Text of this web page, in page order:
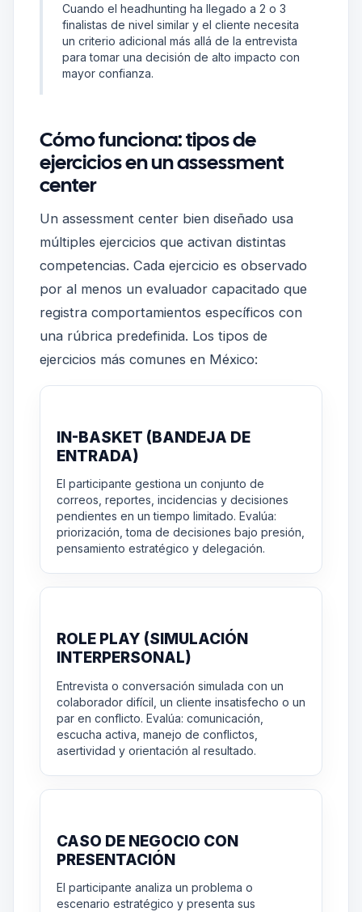
Cuando el headhunting ha llegado a 2 o 3
finalistas de nivel similar y el cliente necesita
un criterio adicional más allá de la entrevista
para tomar una decisión de alto impacto con
mayor confianza.
Cómo funciona: tipos de
ejercicios en un assessment
center
Un assessment center bien diseñado usa
múltiples ejercicios que activan distintas
competencias. Cada ejercicio es observado
por al menos un evaluador capacitado que
registra comportamientos específicos con
una rúbrica predefinida. Los tipos de
ejercicios más comunes en México:
IN-BASKET (BANDEJA DE
ENTRADA)
El participante gestiona un conjunto de
correos, reportes, incidencias y decisiones
pendientes en un tiempo limitado. Evalúa:
priorización, toma de decisiones bajo presión,
pensamiento estratégico y delegación.
ROLE PLAY (SIMULACIÓN
INTERPERSONAL)
Entrevista o conversación simulada con un
colaborador difícil, un cliente insatisfecho o un
par en conflicto. Evalúa: comunicación,
escucha activa, manejo de conflictos,
asertividad y orientación al resultado.
CASO DE NEGOCIO CON
PRESENTACIÓN
El participante analiza un problema o
escenario estratégico y presenta sus